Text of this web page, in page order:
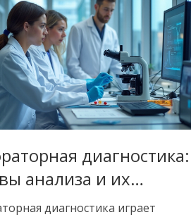
диагностика:
анализа и их
диагностика играет